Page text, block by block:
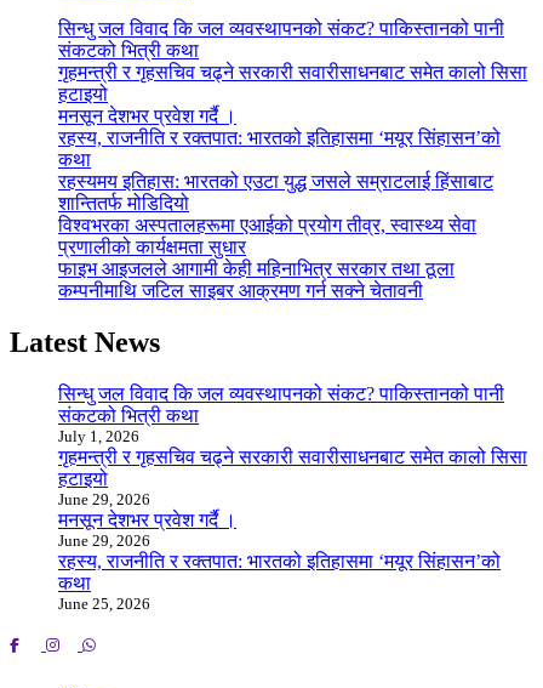
सिन्धु जल विवाद कि जल व्यवस्थापनको संकट? पाकिस्तानको पानी
संकटको भित्री कथा
गृहमन्त्री र गृहसचिव चढ्ने सरकारी सवारीसाधनबाट समेत कालो सिसा
हटाइयो
मनसून देशभर प्रवेश गर्दै ।
रहस्य, राजनीति र रक्तपात: भारतको इतिहासमा ‘मयूर सिंहासन’को
कथा
रहस्यमय इतिहास: भारतको एउटा युद्ध जसले सम्राटलाई हिंसाबाट
शान्तितर्फ मोडिदियो
विश्वभरका अस्पतालहरूमा एआईको प्रयोग तीव्र, स्वास्थ्य सेवा
प्रणालीको कार्यक्षमता सुधार
फाइभ आइजलले आगामी केही महिनाभित्र सरकार तथा ठूला
कम्पनीमाथि जटिल साइबर आक्रमण गर्न सक्ने चेतावनी
Latest News
सिन्धु जल विवाद कि जल व्यवस्थापनको संकट? पाकिस्तानको पानी
संकटको भित्री कथा
July 1, 2026
गृहमन्त्री र गृहसचिव चढ्ने सरकारी सवारीसाधनबाट समेत कालो सिसा
हटाइयो
June 29, 2026
मनसून देशभर प्रवेश गर्दै ।
June 29, 2026
रहस्य, राजनीति र रक्तपात: भारतको इतिहासमा ‘मयूर सिंहासन’को
कथा
June 25, 2026